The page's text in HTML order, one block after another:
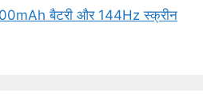
बैटरी और 144Hz स्क्रीन